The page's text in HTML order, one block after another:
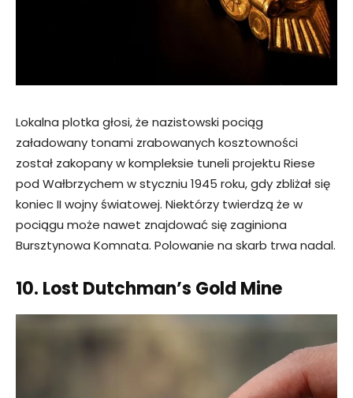
Lokalna plotka głosi, że nazistowski pociąg
załadowany tonami zrabowanych kosztowności
został zakopany w kompleksie tuneli projektu Riese
pod Wałbrzychem w styczniu 1945 roku, gdy zbliżał się
koniec II wojny światowej. Niektórzy twierdzą że w
pociągu może nawet znajdować się zaginiona
Bursztynowa Komnata. Polowanie na skarb trwa nadal.
10. Lost Dutchman’s Gold Mine